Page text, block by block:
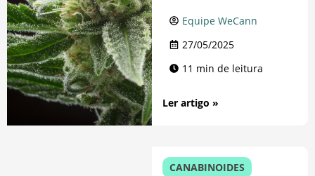
Equipe WeCann
27/05/2025
11 min de leitura
Ler artigo »
CANABINOIDES